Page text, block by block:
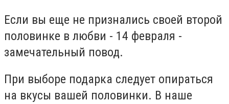
Если вы еще не признались своей второй
половинке в любви - 14 февраля -
замечательный повод.
При выборе подарка следует опираться
на вкусы вашей половинки. В наше